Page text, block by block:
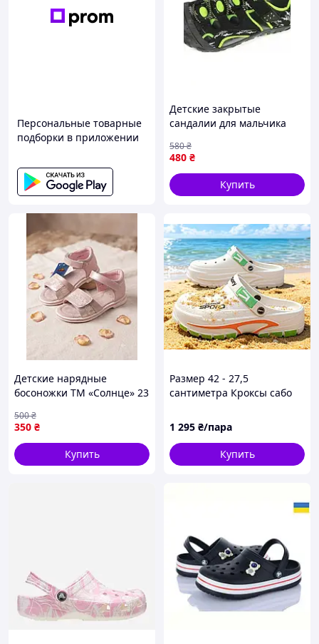
Персональные товарные
подборки в приложении
Детские закрытые
сандалии для мальчика
зеленым на липучках
480 ₴
580₴
Купить
Детские нарядные
босоножки ТМ «Солнце» 23
350 ₴
500₴
Купить
Размер 42 - 27,5
сантиметра Кроксы сабо
белые, из пены (ЭВА),
легкие и удобные
1 295 ₴/пара
Купить